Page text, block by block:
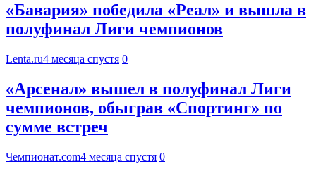
«Бавария» победила «Реал» и вышла в
полуфинал Лиги чемпионов
Lenta.ru4 месяца спустя 0
«Арсенал» вышел в полуфинал Лиги
чемпионов, обыграв «Спортинг» по
сумме встреч
Чемпионат.com4 месяца спустя 0